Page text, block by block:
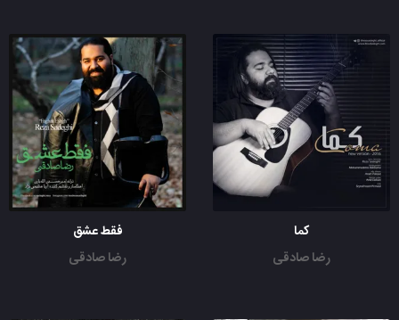
کما
رضا صادقی
فقط عشق
رضا صادقی